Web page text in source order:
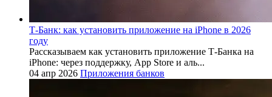
Т-Банк: как установить приложение на iPhone в 2026
году
Рассказываем как установить приложение Т-Банка на
iPhone: через поддержку, App Store и аль...
04 апр 2026 Приложения банков